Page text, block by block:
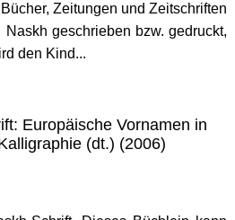
Zeitungen und Zeitschriften
geschrieben bzw. gedruckt,
den Kind...
Europäische Vornamen in
(dt.) (2006)